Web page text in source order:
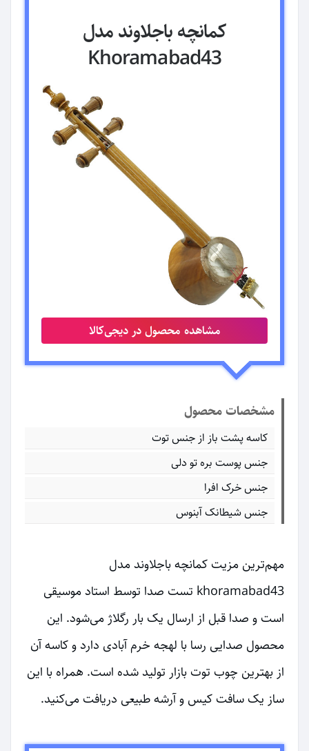
کمانچه باجلاوند مدل
Khoramabad43
مشاهده محصول در دیجی‌کالا
مشخصات محصول
کاسه پشت باز از جنس توت
جنس پوست بره تو دلی
جنس خرک افرا
جنس شیطانک آبنوس
مهم‌ترین مزیت کمانچه باجلاوند مدل
khoramabad43 تست صدا توسط استاد موسیقی
است و صدا قبل از ارسال یک بار رگلاژ می‌شود. این
محصول صدایی رسا با لهجه خرم آبادی دارد و کاسه آن
از بهترین چوب توت بازار تولید شده است. همراه با این
ساز یک سافت کیس و آرشه طبیعی دریافت می‌کنید.